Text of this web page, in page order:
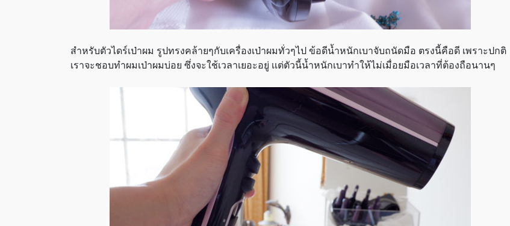
สำหรับตัวไดร์เป่าผม รูปทรงคล้ายๆกับเครื่องเป่าผมทั่วๆไป ข้อดีน้ำหนักเบาจับถนัดมือ ตรงนี้คือดี เพราะปกติ
เราจะชอบทำผมเป่าผมบ่อย ซึ่งจะใช้เวลาเยอะอยู่ เเต่ตัวนี้น้ำหนักเบาทำให้ไม่เมื่อยมือเวลาที่ต้องถือนานๆ